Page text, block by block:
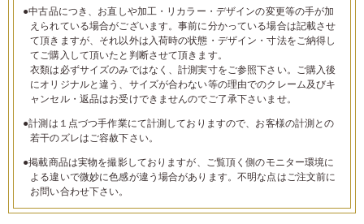
●中古品につき、お直しや加工・リカラー・デザインの変更等の手が加
えられている場合がございます。事前に分かっている場合は記載させ
て頂きますが、それ以外は入荷時の状態・デザイン・寸法をご納得し
てご購入して頂いたと判断させて頂きます。
衣類は必ずサイズのみではなく、計測実寸をご参照下さい。ご購入後
にオリジナルと違う、サイズが合わない等の理由でのクレーム及びキ
ャンセル・返品はお受けできませんのでご了承下さいませ。
●計測は１点づつ手作業にて計測しておりますので、お客様の計測との
若干のズレはご容赦下さい。
●掲載商品は実物を撮影しておりますが、ご覧頂く側のモニター環境に
よる違いで微妙に色感が違う場合があります。不明な点はご注文前に
お問い合わせ下さい。